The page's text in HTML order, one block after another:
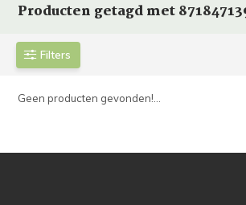
Producten getagd met
Filters
Geen producten gevonden!...